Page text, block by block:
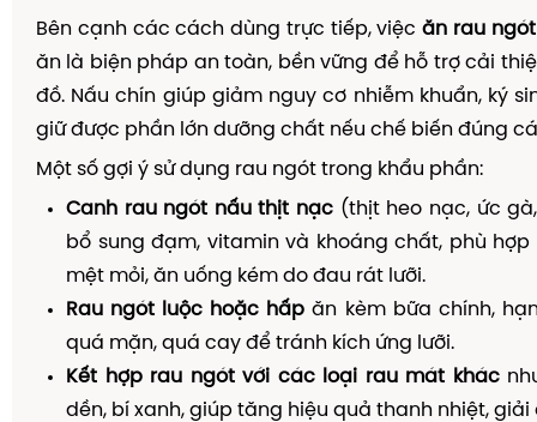
Bên cạnh các cách dùng trực tiếp, việcăn rau
ăn là biện pháp an toàn, bền vững để hỗ trợ cải
đồ. Nấu chín giúp giảm nguy cơ nhiễm khuẩn, ký
giữ được phần lớn dưỡng chất nếu chế biến đúng
Một số gợi ý sử dụng rau ngót trong khẩu phần:
Canh rau ngót nấu thịt nạc (thịt heo nạc, ức
bổ sung đạm, vitamin và khoáng chất, phù
mệt mỏi, ăn uống kém do đau rát lưỡi.
Rau ngót luộc hoặc hấp ăn kèm bữa chính,
quá mặn, quá cay để tránh kích ứng lưỡi.
Kết hợp rau ngót với các loại rau mát khác
dền, bí xanh, giúp tăng hiệu quả thanh nhiệt, giải